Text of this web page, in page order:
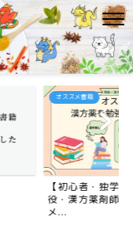
オススメ書籍
【初心者・独学
役・漢方薬剤師が
メ...